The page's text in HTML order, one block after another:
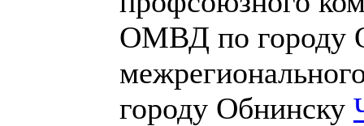
ОМВД по городу
городу Обнинску